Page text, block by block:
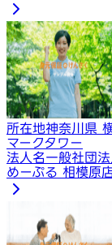
所在地神奈川県
マークタワー
法人名一般社団
めーぷる 相模原